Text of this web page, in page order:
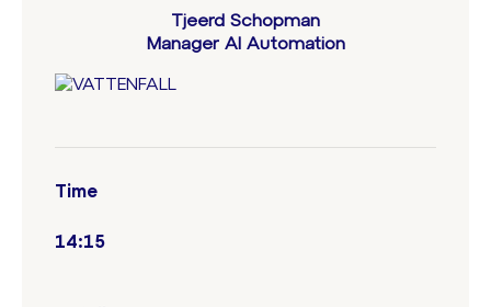
Tjeerd Schopman
Manager AI Automation
Time
14:15